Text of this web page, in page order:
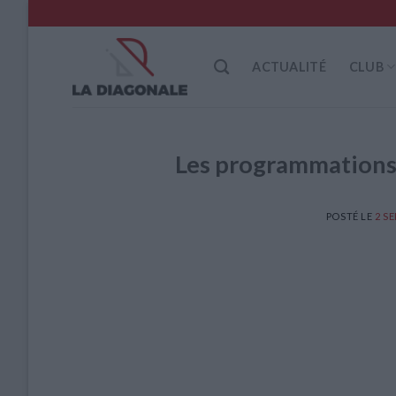
to
ACTUALITÉ CLUB
Les
POSTÉ LE 2